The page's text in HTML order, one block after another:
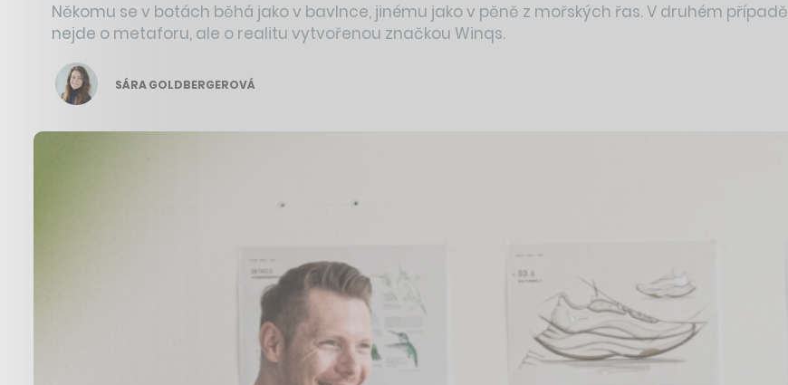
Někomu se v botách běhá jako v bavlnce, jinému jako v pěně z mořských řas. V druhém případě
nejde o metaforu, ale o realitu vytvořenou značkou Winqs.
SÁRA GOLDBERGEROVÁ